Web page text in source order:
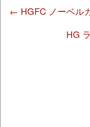
← HGFC ノーベル
HG